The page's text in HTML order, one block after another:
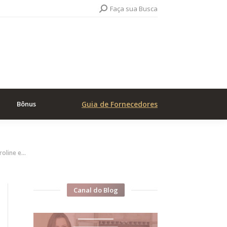
Search:Faça sua Busca
Bônus Guia de Fornecedores
e…
Canal do Blog